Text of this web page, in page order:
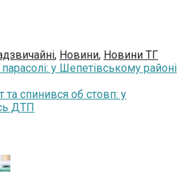
, Новини, Новини ТГ
у Шепетівському районі
та спинився об стовп: у
ДТП